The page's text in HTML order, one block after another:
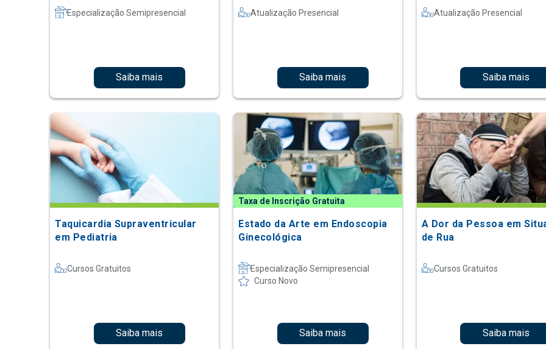
Especialização Semipresencial
Saiba mais
Atualização Presencial
Saiba mais
Atualização Presencial
Saiba mais
Taquicardia Supraventricular
em Pediatria
Cursos Gratuitos
Saiba mais
Taxa de Inscrição Gratuita
Estado da Arte em Endoscopia
Ginecológica
Especialização Semipresencial
Curso Novo
Saiba mais
A Dor da Pessoa em
de Rua
Cursos Gratuitos
Saiba mais